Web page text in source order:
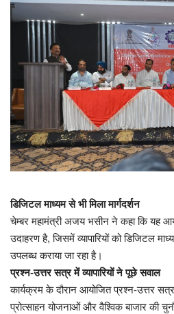
डिजिटल माध्यम से भी मिला मार्गदर्शन
चेम्बर महामंत्री अजय भसीन ने कहा कि यह
उदाहरण है, जिसमें व्यापारियों को डिजिटल
उपलब्ध कराया जा रहा है।
प्रश्न-उत्तर सत्र में व्यापारियों ने पूछे सवाल
कार्यक्रम के दौरान आयोजित प्रश्न-उत्तर सत्र
प्रोत्साहन योजनाओं और वैश्विक बाजार की